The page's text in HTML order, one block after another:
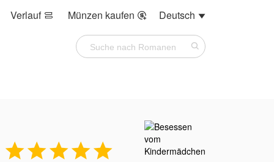
Verlauf  Münzen kaufen  Deutsch 
